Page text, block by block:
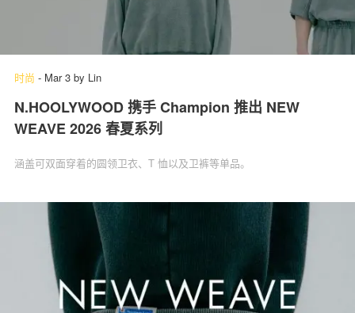
时尚 - Mar 3 by Lin
N.HOOLYWOOD 携手 Champion 推出 NEW
WEAVE 2026 春夏系列
涵盖可双面穿着的圆领卫衣、T 恤以及卫裤等单品。